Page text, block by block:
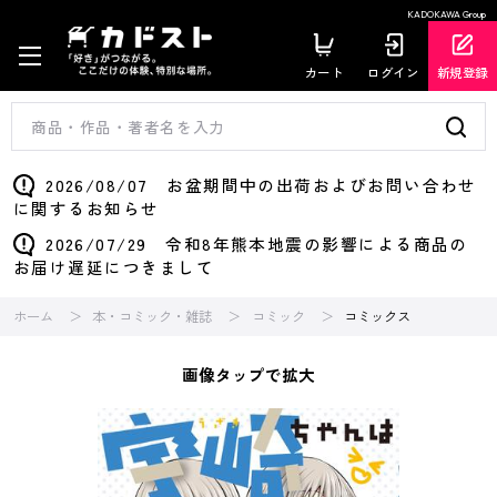
KADOKAWA Group
カート ログイン 新規登録
2026/08/07 お盆期間中の出荷およびお問い合わせ
に関するお知らせ
2026/07/29 令和8年熊本地震の影響による商品の
お届け遅延につきまして
ホーム 本・コミック・雑誌 コミック コミックス
画像タップで拡大